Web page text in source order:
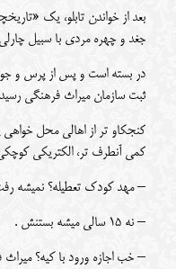
بعد از خواندن تابلو، یک
جغد و چهره مردی با سبیل
در بسته است و پس از پرس و
ثبت سازمان میراث فرهنگی رسیده، 15 سالی است که درش تخته شده
کنجکاو تر از اهالی محل
کمی آنطرف تر، الکتریکی
– مهد کودک تعطیله؟ نمیشه
– نه 15 سالی میشه بستنش .
– خب اجازه ورود با کیه؟